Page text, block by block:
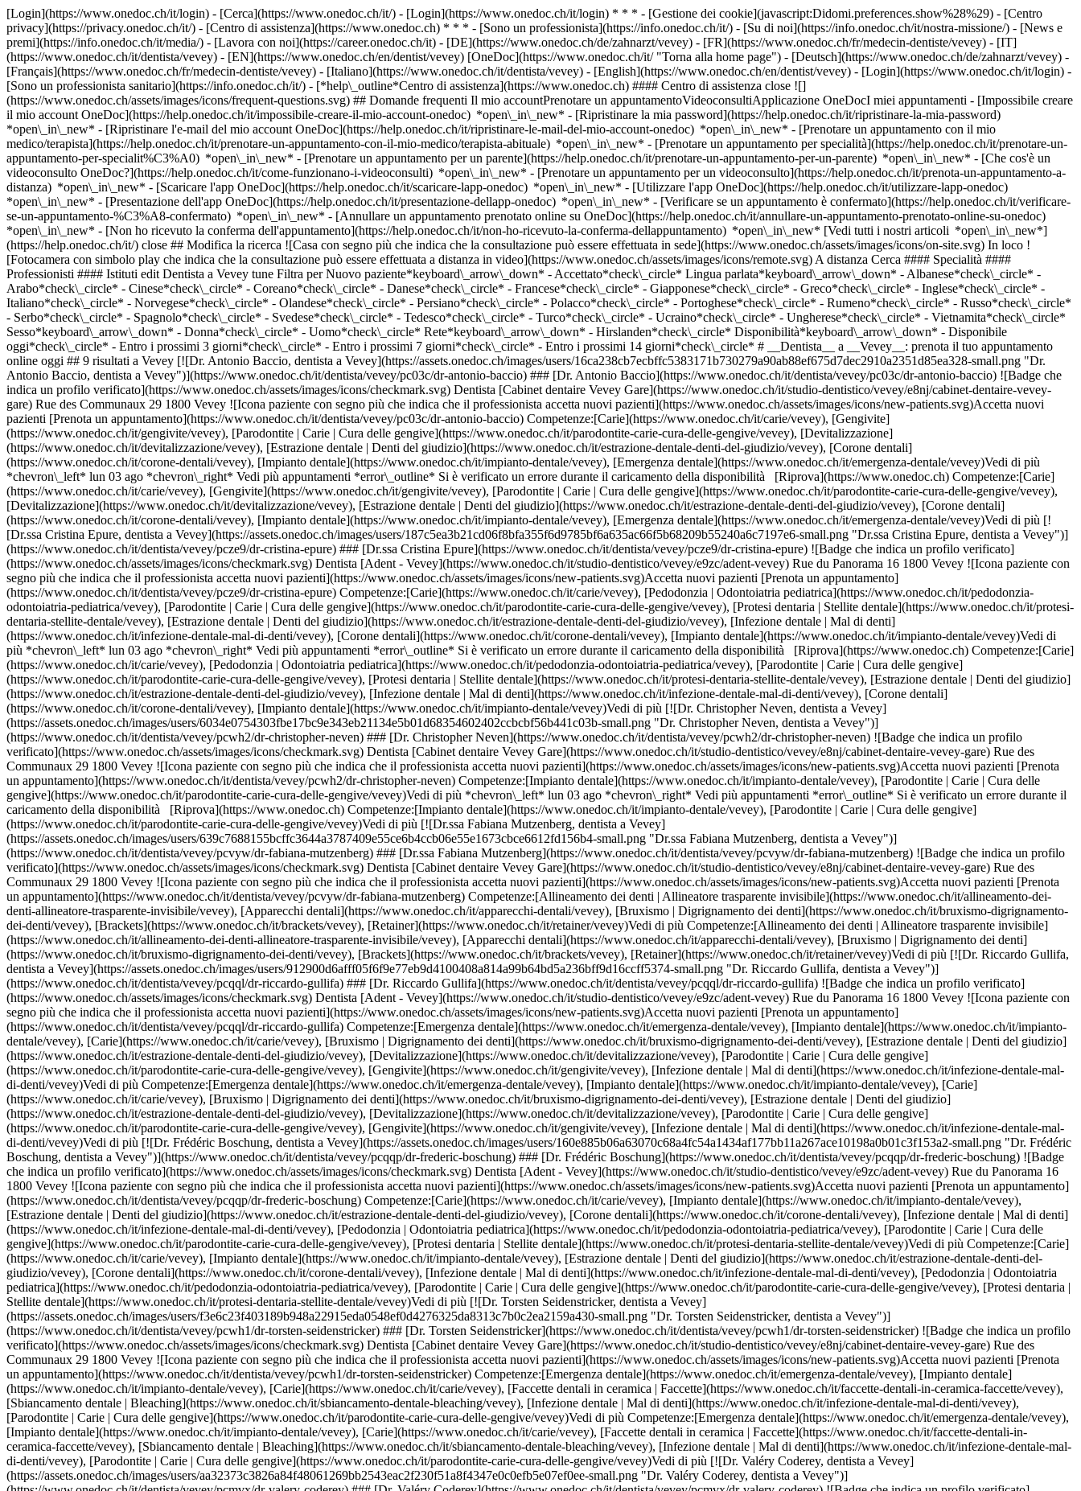
[Login](https://www.onedoc.ch/it/login) - [Cerca](https://www.onedoc.ch/it/) - [Login](https://www.onedoc.ch/it/login) * * * - [Gestione dei cookie](javascript:Didomi.preferences.show%28%29) - [Centro
privacy](https://privacy.onedoc.ch/it/) - [Centro di assistenza](https://www.onedoc.ch) * * * - [Sono un professionista](https://info.onedoc.ch/it/) - [Su di noi](https://info.onedoc.ch/it/nostra-missione/) - [News e
premi](https://info.onedoc.ch/it/media/) - [Lavora con noi](https://career.onedoc.ch/it) - [DE](https://www.onedoc.ch/de/zahnarzt/vevey) - [FR](https://www.onedoc.ch/fr/medecin-dentiste/vevey) - [IT]
(https://www.onedoc.ch/it/dentista/vevey) - [EN](https://www.onedoc.ch/en/dentist/vevey) [OneDoc](https://www.onedoc.ch/it/ "Torna alla home page") - [Deutsch](https://www.onedoc.ch/de/zahnarzt/vevey) -
[Français](https://www.onedoc.ch/fr/medecin-dentiste/vevey) - [Italiano](https://www.onedoc.ch/it/dentista/vevey) - [English](https://www.onedoc.ch/en/dentist/vevey) - [Login](https://www.onedoc.ch/it/login) -
[Sono un professionista sanitario](https://info.onedoc.ch/it/) - [*help\_outline*Centro di assistenza](https://www.onedoc.ch) #### Centro di assistenza close ![]
(https://www.onedoc.ch/assets/images/icons/frequent-questions.svg) ## Domande frequenti Il mio accountPrenotare un appuntamentoVideoconsultiApplicazione OneDocI miei appuntamenti - [Impossibile creare
il mio account OneDoc](https://help.onedoc.ch/it/impossibile-creare-il-mio-account-onedoc) *open\_in\_new* - [Ripristinare la mia password](https://help.onedoc.ch/it/ripristinare-la-mia-password)
*open\_in\_new* - [Ripristinare l'e-mail del mio account OneDoc](https://help.onedoc.ch/it/ripristinare-le-mail-del-mio-account-onedoc) *open\_in\_new* - [Prenotare un appuntamento con il mio
medico/terapista](https://help.onedoc.ch/it/prenotare-un-appuntamento-con-il-mio-medico/terapista-abituale) *open\_in\_new* - [Prenotare un appuntamento per specialità](https://help.onedoc.ch/it/prenotare-un-
appuntamento-per-specialit%C3%A0) *open\_in\_new* - [Prenotare un appuntamento per un parente](https://help.onedoc.ch/it/prenotare-un-appuntamento-per-un-parente) *open\_in\_new* - [Che cos'è un
videoconsulto OneDoc?](https://help.onedoc.ch/it/come-funzionano-i-videoconsulti) *open\_in\_new* - [Prenotare un appuntamento per un videoconsulto](https://help.onedoc.ch/it/prenota-un-appuntamento-a-
distanza) *open\_in\_new* - [Scaricare l'app OneDoc](https://help.onedoc.ch/it/scaricare-lapp-onedoc) *open\_in\_new* - [Utilizzare l'app OneDoc](https://help.onedoc.ch/it/utilizzare-lapp-onedoc)
*open\_in\_new* - [Presentazione dell'app OneDoc](https://help.onedoc.ch/it/presentazione-dellapp-onedoc) *open\_in\_new* - [Verificare se un appuntamento è confermato](https://help.onedoc.ch/it/verificare-se-un-appuntamento-%C3%A8-confermato) *open\_in\_new* - [Annullare un appuntamento prenotato online su OneDoc](https://help.onedoc.ch/it/annullare-un-appuntamento-prenotato-online-su-onedoc) *open\_in\_new* - [Non ho ricevuto la conferma dell'appuntamento](https://help.onedoc.ch/it/non-ho-ricevuto-la-conferma-dellappuntamento) *open\_in\_new* [Vedi tutti i nostri articoli *open\_in\_new*](https://help.onedoc.ch/it/) close ## Modifica la ricerca ![Casa con segno più che indica che la consultazione può essere effettuata in sede](https://www.onedoc.ch/assets/images/icons/on-site.svg) In loco ![Fotocamera con simbolo play che indica che la consultazione può essere effettuata a distanza in video](https://www.onedoc.ch/assets/images/icons/remote.svg) A distanza Cerca #### Specialità #### Professionisti #### Istituti edit Dentista a Vevey tune Filtra per Nuovo paziente*keyboard\_arrow\_down* - Accettato*check\_circle* Lingua parlata*keyboard\_arrow\_down* - Albanese*check\_circle* - Arabo*check\_circle* - Cinese*check\_circle* - Coreano*check\_circle* - Danese*check\_circle* - Francese*check\_circle* - Giapponese*check\_circle* - Greco*check\_circle* - Inglese*check\_circle* - Italiano*check\_circle* - Norvegese*check\_circle* - Olandese*check\_circle* - Persiano*check\_circle* - Polacco*check\_circle* - Portoghese*check\_circle* - Rumeno*check\_circle* - Russo*check\_circle* - Serbo*check\_circle* - Spagnolo*check\_circle* - Svedese*check\_circle* - Tedesco*check\_circle* - Turco*check\_circle* - Ucraino*check\_circle* - Ungherese*check\_circle* - Vietnamita*check\_circle* Sesso*keyboard\_arrow\_down* - Donna*check\_circle* - Uomo*check\_circle* Rete*keyboard\_arrow\_down* - Hirslanden*check\_circle* Disponibilità*keyboard\_arrow\_down* - Disponibile oggi*check\_circle* - Entro i prossimi 3 giorni*check\_circle* - Entro i prossimi 7 giorni*check\_circle* - Entro i prossimi 14 giorni*check\_circle* # __Dentista__ a __Vevey__: prenota il tuo appuntamento online oggi ## 9 risultati a Vevey [![Dr. Antonio Baccio, dentista a Vevey](https://assets.onedoc.ch/images/users/16ca238cb7ecbffc5383171b730279a90ab88ef675d7dec2910a2351d85ea328-small.png "Dr. Antonio Baccio, dentista a Vevey")](https://www.onedoc.ch/it/dentista/vevey/pc03c/dr-antonio-baccio) ### [Dr. Antonio Baccio](https://www.onedoc.ch/it/dentista/vevey/pc03c/dr-antonio-baccio) ![Badge che indica un profilo verificato](https://www.onedoc.ch/assets/images/icons/checkmark.svg) Dentista [Cabinet dentaire Vevey Gare](https://www.onedoc.ch/it/studio-dentistico/vevey/e8nj/cabinet-dentaire-vevey-gare) Rue des Communaux 29 1800 Vevey ![Icona paziente con segno più che indica che il professionista accetta nuovi pazienti](https://www.onedoc.ch/assets/images/icons/new-patients.svg)Accetta nuovi pazienti [Prenota un appuntamento](https://www.onedoc.ch/it/dentista/vevey/pc03c/dr-antonio-baccio) Competenze:[Carie](https://www.onedoc.ch/it/carie/vevey), [Gengivite](https://www.onedoc.ch/it/gengivite/vevey), [Parodontite | Carie | Cura delle gengive](https://www.onedoc.ch/it/parodontite-carie-cura-delle-gengive/vevey), [Devitalizzazione](https://www.onedoc.ch/it/devitalizzazione/vevey), [Estrazione dentale | Denti del giudizio](https://www.onedoc.ch/it/estrazione-dentale-denti-del-giudizio/vevey), [Corone dentali](https://www.onedoc.ch/it/corone-dentali/vevey), [Impianto dentale](https://www.onedoc.ch/it/impianto-dentale/vevey), [Emergenza dentale](https://www.onedoc.ch/it/emergenza-dentale/vevey)Vedi di più *chevron\_left* lun 03 ago *chevron\_right* Vedi più appuntamenti *error\_outline* Si è verificato un errore durante il caricamento della disponibilità [Riprova](https://www.onedoc.ch) Competenze:[Carie](https://www.onedoc.ch/it/carie/vevey), [Gengivite](https://www.onedoc.ch/it/gengivite/vevey), [Parodontite | Carie | Cura delle gengive](https://www.onedoc.ch/it/parodontite-carie-cura-delle-gengive/vevey), [Devitalizzazione](https://www.onedoc.ch/it/devitalizzazione/vevey), [Estrazione dentale | Denti del giudizio](https://www.onedoc.ch/it/estrazione-dentale-denti-del-giudizio/vevey), [Corone dentali](https://www.onedoc.ch/it/corone-dentali/vevey), [Impianto dentale](https://www.onedoc.ch/it/impianto-dentale/vevey), [Emergenza dentale](https://www.onedoc.ch/it/emergenza-dentale/vevey)Vedi di più [![Dr.ssa Cristina Epure, dentista a Vevey](https://assets.onedoc.ch/images/users/187c5ea3b21cd06f8bfa355f6d9785bf6a635ac66f5b68209b55240a6c7197e6-small.png "Dr.ssa Cristina Epure, dentista a Vevey")](https://www.onedoc.ch/it/dentista/vevey/pcze9/dr-cristina-epure) ### [Dr.ssa Cristina Epure](https://www.onedoc.ch/it/dentista/vevey/pcze9/dr-cristina-epure) ![Badge che indica un profilo verificato](https://www.onedoc.ch/assets/images/icons/checkmark.svg) Dentista [Adent - Vevey](https://www.onedoc.ch/it/studio-dentistico/vevey/e9zc/adent-vevey) Rue du Panorama 16 1800 Vevey ![Icona paziente con segno più che indica che il professionista accetta nuovi pazienti](https://www.onedoc.ch/assets/images/icons/new-patients.svg)Accetta nuovi pazienti [Prenota un appuntamento](https://www.onedoc.ch/it/dentista/vevey/pcze9/dr-cristina-epure) Competenze:[Carie](https://www.onedoc.ch/it/carie/vevey), [Pedodonzia | Odontoiatria pediatrica](https://www.onedoc.ch/it/pedodonzia-odontoiatria-pediatrica/vevey), [Parodontite | Carie | Cura delle gengive](https://www.onedoc.ch/it/parodontite-carie-cura-delle-gengive/vevey), [Protesi dentaria | Stellite dentale](https://www.onedoc.ch/it/protesi-dentaria-stellite-dentale/vevey), [Estrazione dentale | Denti del giudizio](https://www.onedoc.ch/it/estrazione-dentale-denti-del-giudizio/vevey), [Infezione dentale | Mal di denti](https://www.onedoc.ch/it/infezione-dentale-mal-di-denti/vevey), [Corone dentali](https://www.onedoc.ch/it/corone-dentali/vevey), [Impianto dentale](https://www.onedoc.ch/it/impianto-dentale/vevey)Vedi di più *chevron\_left* lun 03 ago *chevron\_right* Vedi più appuntamenti *error\_outline* Si è verificato un errore durante il caricamento della disponibilità [Riprova](https://www.onedoc.ch) Competenze:[Carie](https://www.onedoc.ch/it/carie/vevey), [Pedodonzia | Odontoiatria pediatrica](https://www.onedoc.ch/it/pedodonzia-odontoiatria-pediatrica/vevey), [Parodontite | Carie | Cura delle gengive](https://www.onedoc.ch/it/parodontite-carie-cura-delle-gengive/vevey), [Protesi dentaria | Stellite dentale](https://www.onedoc.ch/it/protesi-dentaria-stellite-dentale/vevey), [Estrazione dentale | Denti del giudizio](https://www.onedoc.ch/it/estrazione-dentale-denti-del-giudizio/vevey), [Infezione dentale | Mal di denti](https://www.onedoc.ch/it/infezione-dentale-mal-di-denti/vevey), [Corone dentali](https://www.onedoc.ch/it/corone-dentali/vevey), [Impianto dentale](https://www.onedoc.ch/it/impianto-dentale/vevey)Vedi di più [![Dr. Christopher Neven, dentista a Vevey](https://assets.onedoc.ch/images/users/6034e0754303fbe17bc9e343eb21134e5b01d68354602402ccbcbf56b441c03b-small.png "Dr. Christopher Neven, dentista a Vevey")](https://www.onedoc.ch/it/dentista/vevey/pcwh2/dr-christopher-neven) ### [Dr. Christopher Neven](https://www.onedoc.ch/it/dentista/vevey/pcwh2/dr-christopher-neven) ![Badge che indica un profilo verificato](https://www.onedoc.ch/assets/images/icons/checkmark.svg) Dentista [Cabinet dentaire Vevey Gare](https://www.onedoc.ch/it/studio-dentistico/vevey/e8nj/cabinet-dentaire-vevey-gare) Rue des Communaux 29 1800 Vevey ![Icona paziente con segno più che indica che il professionista accetta nuovi pazienti](https://www.onedoc.ch/assets/images/icons/new-patients.svg)Accetta nuovi pazienti [Prenota un appuntamento](https://www.onedoc.ch/it/dentista/vevey/pcwh2/dr-christopher-neven) Competenze:[Impianto dentale](https://www.onedoc.ch/it/impianto-dentale/vevey), [Parodontite | Carie | Cura delle gengive](https://www.onedoc.ch/it/parodontite-carie-cura-delle-gengive/vevey)Vedi di più *chevron\_left* lun 03 ago *chevron\_right* Vedi più appuntamenti *error\_outline* Si è verificato un errore durante il caricamento della disponibilità [Riprova](https://www.onedoc.ch) Competenze:[Impianto dentale](https://www.onedoc.ch/it/impianto-dentale/vevey), [Parodontite | Carie | Cura delle gengive](https://www.onedoc.ch/it/parodontite-carie-cura-delle-gengive/vevey)Vedi di più [![Dr.ssa Fabiana Mutzenberg, dentista a Vevey](https://assets.onedoc.ch/images/users/639c7688155bcffc3644a3787409e55ce6b4ccb06e55e1673cbce6612fd156b4-small.png "Dr.ssa Fabiana Mutzenberg, dentista a Vevey")](https://www.onedoc.ch/it/dentista/vevey/pcvyw/dr-fabiana-mutzenberg) ### [Dr.ssa Fabiana Mutzenberg](https://www.onedoc.ch/it/dentista/vevey/pcvyw/dr-fabiana-mutzenberg) ![Badge che indica un profilo verificato](https://www.onedoc.ch/assets/images/icons/checkmark.svg) Dentista [Cabinet dentaire Vevey Gare](https://www.onedoc.ch/it/studio-dentistico/vevey/e8nj/cabinet-dentaire-vevey-gare) Rue des Communaux 29 1800 Vevey ![Icona paziente con segno più che indica che il professionista accetta nuovi pazienti](https://www.onedoc.ch/assets/images/icons/new-patients.svg)Accetta nuovi pazienti [Prenota un appuntamento](https://www.onedoc.ch/it/dentista/vevey/pcvyw/dr-fabiana-mutzenberg) Competenze:[Allineamento dei denti | Allineatore trasparente invisibile](https://www.onedoc.ch/it/allineamento-dei-denti-allineatore-trasparente-invisibile/vevey), [Apparecchi dentali](https://www.onedoc.ch/it/apparecchi-dentali/vevey), [Bruxismo | Digrignamento dei denti](https://www.onedoc.ch/it/bruxismo-digrignamento-dei-denti/vevey), [Brackets](https://www.onedoc.ch/it/brackets/vevey), [Retainer](https://www.onedoc.ch/it/retainer/vevey)Vedi di più Competenze:[Allineamento dei denti | Allineatore trasparente invisibile](https://www.onedoc.ch/it/allineamento-dei-denti-allineatore-trasparente-invisibile/vevey), [Apparec